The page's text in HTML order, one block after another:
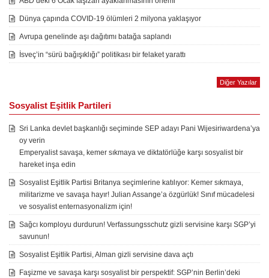
Dünya çapında COVID-19 ölümleri 2 milyona yaklaşıyor
Avrupa genelinde aşı dağıtımı batağa saplandı
İsveç’in “sürü bağışıklığı” politikası bir felaket yarattı
Diğer Yazılar
Sosyalist Eşitlik Partileri
Sri Lanka devlet başkanlığı seçiminde SEP adayı Pani Wijesiriwardena’ya
oy verin
Emperyalist savaşa, kemer sıkmaya ve diktatörlüğe karşı sosyalist bir
hareket inşa edin
Sosyalist Eşitlik Partisi Britanya seçimlerine katılıyor: Kemer sıkmaya,
militarizme ve savaşa hayır! Julian Assange’a özgürlük! Sınıf mücadelesi
ve sosyalist enternasyonalizm için!
Sağcı komployu durdurun! Verfassungsschutz gizli servisine karşı SGP’yi
savunun!
Sosyalist Eşitlik Partisi, Alman gizli servisine dava açtı
Faşizme ve savaşa karşı sosyalist bir perspektif: SGP’nin Berlin’deki